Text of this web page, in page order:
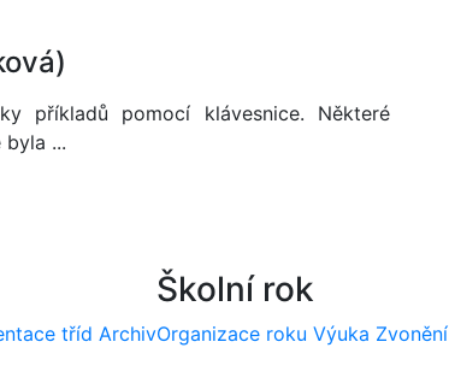
příkladů pomocí klávesnice. Některé
...
tříd Archiv
Školní rok
Organizace roku Výuka Zvonění